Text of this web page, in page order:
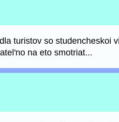
turistov so studencheskoi
na eto smotriat...